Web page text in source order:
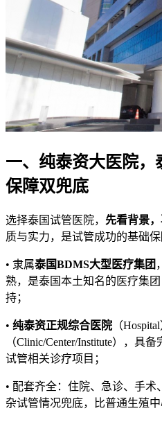
一、纯泰资大医院，
保障双兜底
选择泰国试管医院， 先看背景
质与实力，是试管成功的基础保
• 隶属泰国BDMS大型医疗集团
熟，是泰国本土知名的医疗集
持；
• 纯泰资正规综合医院 （
（Clinic/Center/Institute），具
试管相关诊疗项目；
• 配套齐全：住院、急诊、手
杂试管情况兜底，比普通生殖